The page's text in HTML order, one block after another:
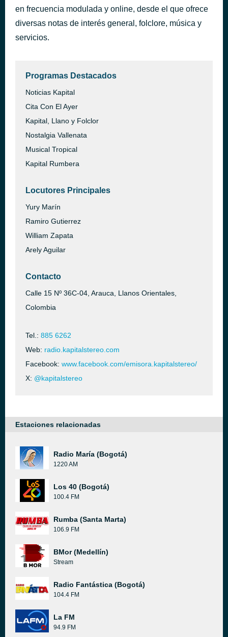
en frecuencia modulada y online, desde el que ofrece
diversas notas de interés general, folclore, música y
servicios.
Programas Destacados
Noticias Kapital
Cita Con El Ayer
Kapital, Llano y Folclor
Nostalgia Vallenata
Musical Tropical
Kapital Rumbera
Locutores Principales
Yury Marín
Ramiro Gutierrez
William Zapata
Arely Aguilar
Contacto
Calle 15 Nº 36C-04, Arauca, Llanos Orientales,
Colombia
Tel.: 885 6262
Web: radio.kapitalstereo.com
Facebook: www.facebook.com/emisora.kapitalstereo/
X: @kapitalstereo
Estaciones relacionadas
Radio María (Bogotá)
1220 AM
Los 40 (Bogotá)
100.4 FM
Rumba (Santa Marta)
106.9 FM
BMor (Medellín)
Stream
Radio Fantástica (Bogotá)
104.4 FM
La FM
94.9 FM